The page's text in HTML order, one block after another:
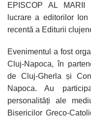
EPISCOP AL MARII
lucrare a editorilor
recentă a Editurii
Evenimentul a fost
Cluj-Napoca, în
de Cluj-Gherla și
Napoca. Au
personalități ale
Bisericilor Greco-